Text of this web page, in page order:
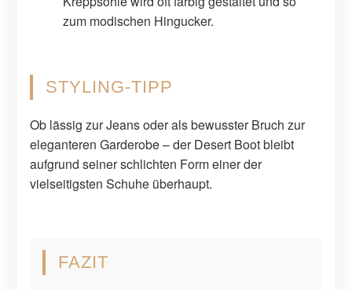
zum modischen Hingucker.
STYLING-TIPP
Ob lässig zur Jeans oder als bewusster Bruch zur
eleganteren Garderobe – der Desert Boot bleibt
aufgrund seiner schlichten Form einer der
vielseitigsten Schuhe überhaupt.
FAZIT